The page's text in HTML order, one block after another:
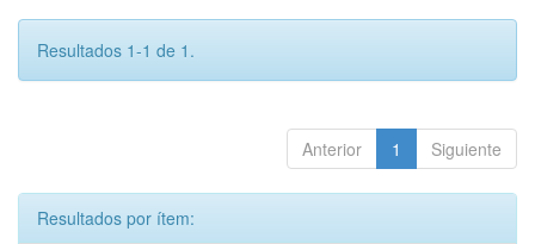
Resultados 1-1 de 1.
Anterior 1 Siguiente
Resultados por ítem: